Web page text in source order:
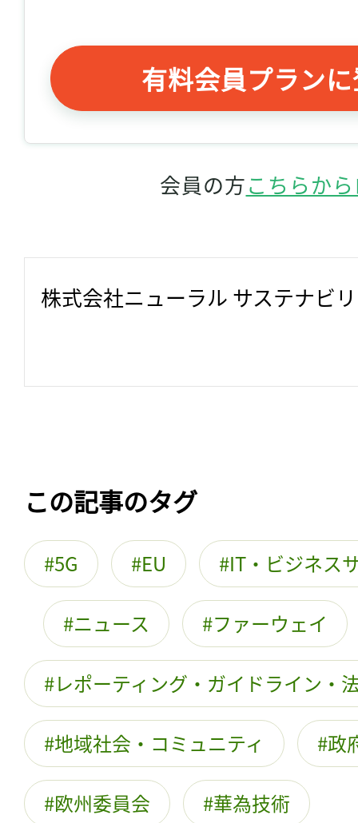
有料会員プラン
会員の方こちらか
株式会社ニューラル サステナビ
この記事のタグ
5G EU IT・ビジネス
ニュース ファーウェイ
レポーティング・ガイドライン・
地域社会・コミュニティ 政
欧州委員会 華為技術